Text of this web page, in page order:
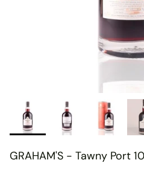
GRAHAM'S - Tawny Port